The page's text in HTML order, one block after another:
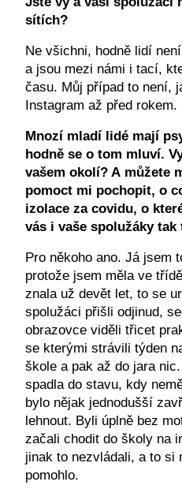
sítích?
Ne všichni, hodně lidí
a jsou mezi námi i tací,
času. Můj případ to není,
Instagram až před rokem.
Mnozí mladí lidé mají
hodně se o tom mluví.
vašem okolí? A můžete
pomoct mi pochopit, o
izolace za covidu, o
vás i vaše spolužáky tak
Pro někoho ano. Já jsem
protože jsem měla ve
znala už devět let, to se
spolužáci přišli odjinud,
obrazovce viděli třicet
se kterými strávili týden
škole a pak až do jara
spadla do stavu, kdy
bylo nějak jednodušší
lehnout. Byli úplně bez
začali chodit do školy na
jinak to nezvládali, a to si
pomohlo.